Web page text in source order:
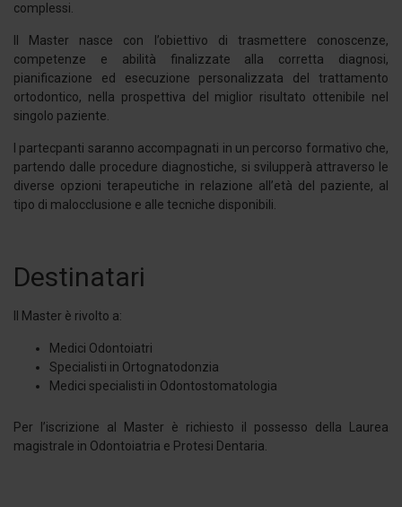
complessi.
Il Master nasce con l’obiettivo di trasmettere conoscenze,
competenze e abilità finalizzate alla corretta diagnosi,
pianificazione ed esecuzione personalizzata del trattamento
ortodontico, nella prospettiva del miglior risultato ottenibile nel
singolo paziente.
I partecpanti saranno accompagnati in un percorso formativo che,
partendo dalle procedure diagnostiche, si svilupperà attraverso le
diverse opzioni terapeutiche in relazione all’età del paziente, al
tipo di malocclusione e alle tecniche disponibili.
Destinatari
Il Master è rivolto a:
Medici Odontoiatri
Specialisti in Ortognatodonzia
Medici specialisti in Odontostomatologia
Per l’iscrizione al Master è richiesto il possesso della Laurea
magistrale in Odontoiatria e Protesi Dentaria.